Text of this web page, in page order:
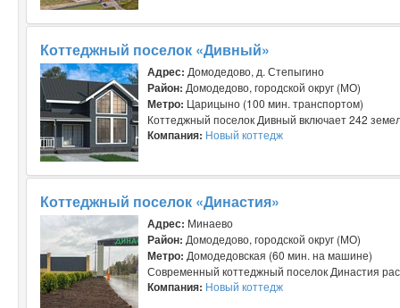
Коттеджный поселок «Дивный»
Адрес: Домодедово, д. Степыгино
Район: Домодедово, городской округ (МО)
Метро: Царицыно (100 мин. транспортом)
Коттеджный поселок Дивный включает 242
Компания: Новый коттедж
Коттеджный поселок «Династия»
Адрес: Минаево
Район: Домодедово, городской округ (МО)
Метро: Домодедовская (60 мин. на машине)
Современный коттеджный поселок Династия
Компания: Новый коттедж